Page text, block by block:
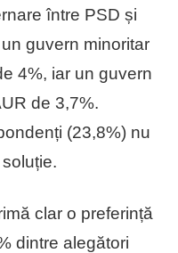
între PSD și
guvern minoritar
4%, iar un guvern
de 3,7%.
(23,8%) nu
clar o preferință
dintre alegători